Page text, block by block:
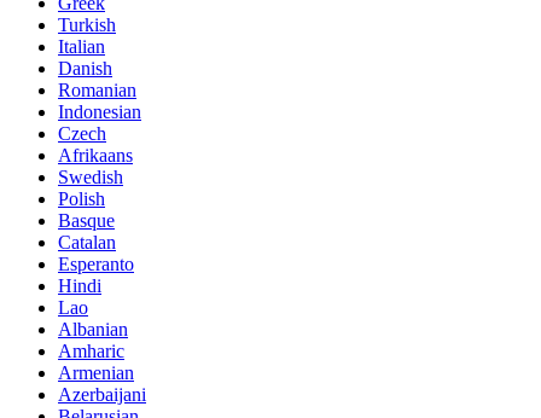
Turkish
Italian
Danish
Romanian
Indonesian
Czech
Afrikaans
Swedish
Polish
Basque
Catalan
Esperanto
Hindi
Lao
Albanian
Amharic
Armenian
Azerbaijani